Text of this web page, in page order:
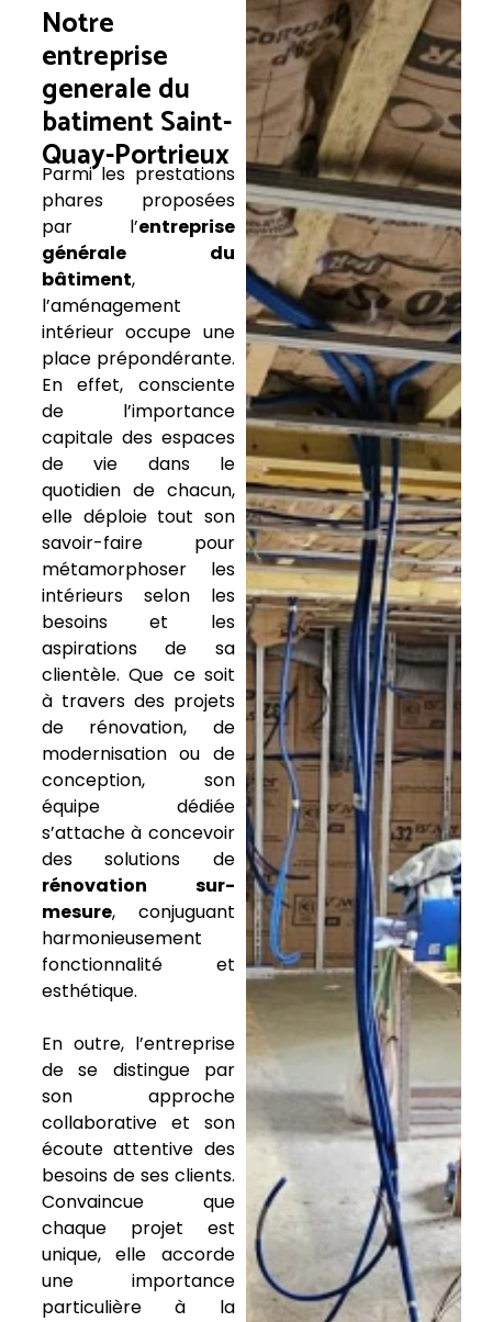
Notre
entreprise
generale du
batiment Saint-
Quay-Portrieux
Parmi les prestations
phares proposées
par l’entreprise
générale du
bâtiment,
l’aménagement
intérieur occupe une
place prépondérante.
En effet, consciente
de l’importance
capitale des espaces
de vie dans le
quotidien de chacun,
elle déploie tout son
savoir-faire pour
métamorphoser les
intérieurs selon les
besoins et les
aspirations de sa
clientèle. Que ce soit
à travers des projets
de rénovation, de
modernisation ou de
conception, son
équipe dédiée
s’attache à concevoir
des solutions de
rénovation sur-
mesure, conjuguant
harmonieusement
fonctionnalité et
esthétique.
En outre, l’entreprise
de se distingue par
son approche
collaborative et son
écoute attentive des
besoins de ses clients.
Convaincue que
chaque projet est
unique, elle accorde
une importance
particulière à la